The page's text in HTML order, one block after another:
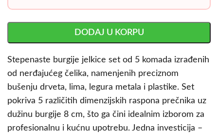
DODAJ U KORPU
Stepenaste burgije jelkice set od 5 komada izrađenih
od nerđajućeg čelika, namenjenih preciznom
bušenju drveta, lima, legura metala i plastike. Set
pokriva 5 različitih dimenzijskih raspona prečnika uz
dužinu burgije 8 cm, što ga čini idealnim izborom za
profesionalnu i kućnu upotrebu. Jedna investicija –